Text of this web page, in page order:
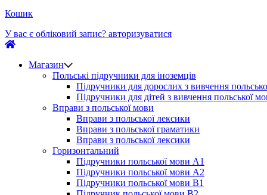
Кошик
У вас є обліковий запис? авторизуватися
Магазин
Польські підручники для іноземців
Підручники для дорослих з вивчення
Підручники для дітей з вивчення польської
Вправи з польської мови
Вправи з польської лексики
Вправи з польської граматики
Вправи з польської лексики
Горизонтальний
Підручники польської мови А1
Підручники польської мови А2
Підручники польської мови B1